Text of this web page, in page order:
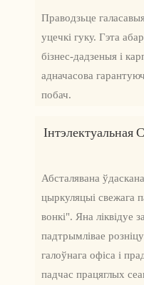
Праводзьце
уцечкі гуку. Гэта
бізнес-дадзеныя і
адначасова
побач.
Інтэлектуальная
Абсталявана
цыркуляцыі свежага
вонкі". Яна ліквідуе
падтрымлівае
галоўнага офіса і
падчас працяглых